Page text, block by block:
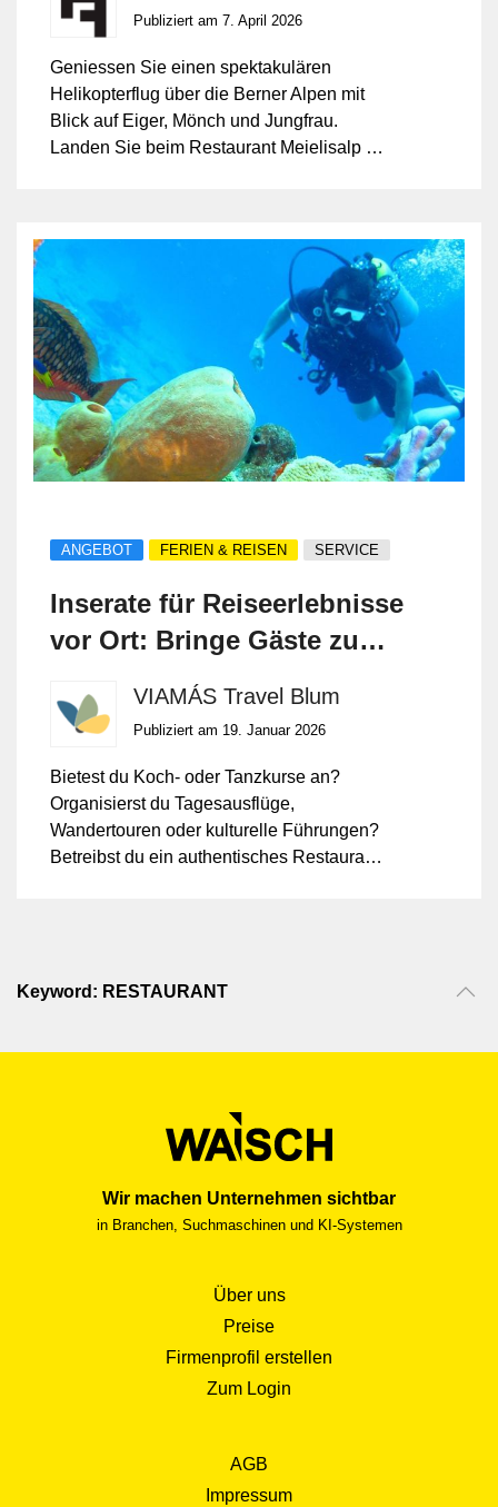
Publiziert am 7. April 2026
Geniessen Sie einen spektakulären
Helikopterflug über die Berner Alpen mit
Blick auf Eiger, Mönch und Jungfrau.
Landen Sie beim Restaurant Meielisalp für
ANGEBOT FERIEN & REISEN SERVICE
Inserate für Reiseerlebnisse
vor Ort: Bringe Gäste zu
deinen Aktivitäten und
Restaurants
VIAMÁS Travel Blum
Publiziert am 19. Januar 2026
Bietest du Koch- oder Tanzkurse an?
Organisierst du Tagesausflüge,
Wandertouren oder kulturelle Führungen?
Betreibst du ein authentisches Restaurant
Region wirklich kennenlernen möchten.
Keyword: RESTAURANT
Wir machen Unternehmen sichtbar
in Branchen, Suchmaschinen und KI-Systemen
Über uns
Preise
Firmenprofil erstellen
Zum Login
AGB
Impressum